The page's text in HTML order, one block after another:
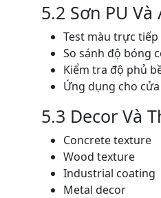
5.2 Sơn PU Và
Test màu trực tiếp
So sánh độ bóng
Kiểm tra độ phủ
Ứng dụng cho
5.3 Decor Và
Concrete texture
Wood texture
Industrial coating
Metal decor